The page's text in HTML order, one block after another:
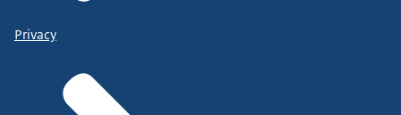
Privacy